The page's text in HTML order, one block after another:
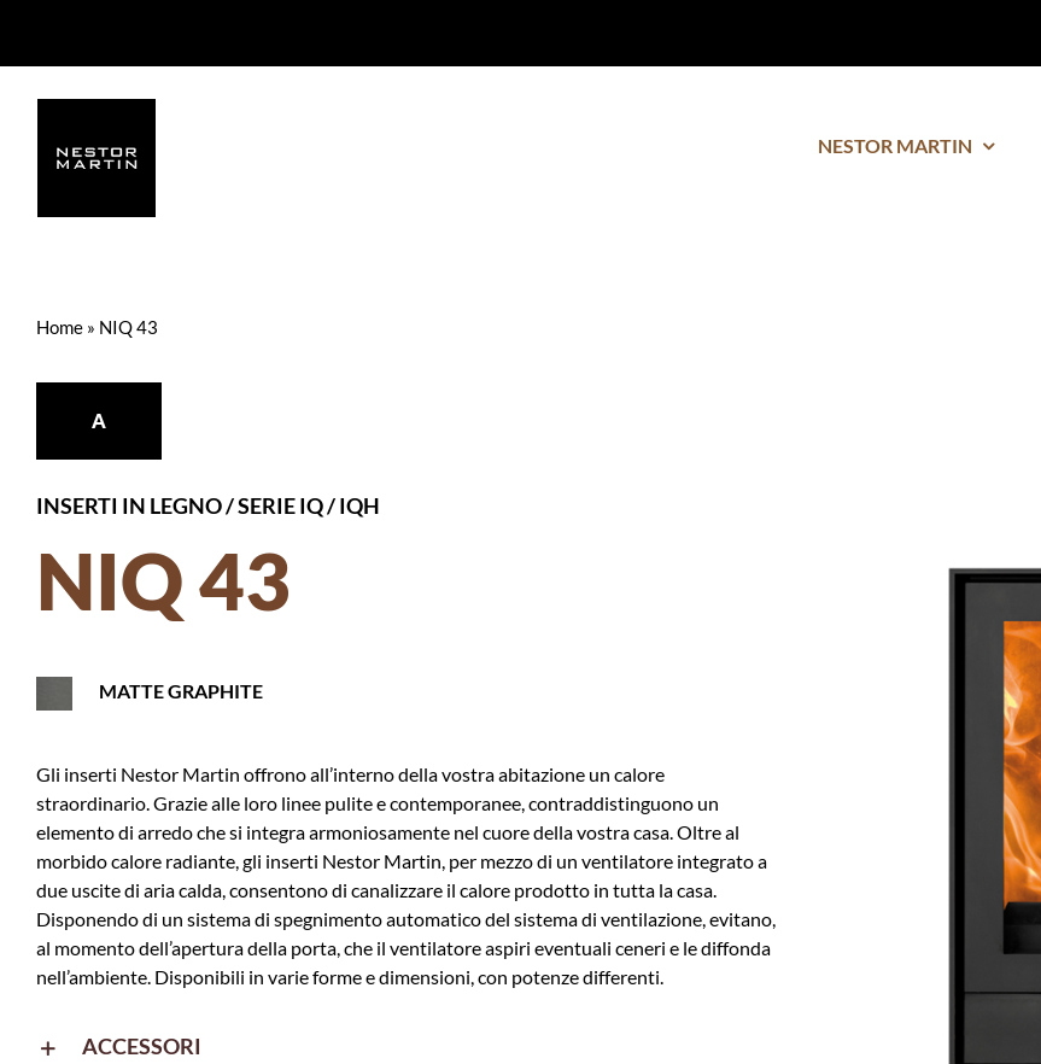
content
NESTOR MARTIN
Home» NIQ 43
A
INSERTI IN LEGNO/SERIE IQ / IQH
NIQ 43
MATTE GRAPHITE
Gli inserti Nestor Martin offrono all’interno della vostra abitazione un calore
straordinario. Grazie alle loro linee pulite e contemporanee, contraddistinguono un
elemento di arredo che si integra armoniosamente nel cuore della vostra casa. Oltre al
morbido calore radiante, gli inserti Nestor Martin, per mezzo di un ventilatore integrato a
due uscite di aria calda, consentono di canalizzare il calore prodotto in tutta la casa.
Disponendo di un sistema di spegnimento automatico del sistema di ventilazione, evitano,
al momento dell’apertura della porta, che il ventilatore aspiri eventuali ceneri e le diffonda
nell’ambiente. Disponibili in varie forme e dimensioni, con potenze differenti.
ACCESSORI